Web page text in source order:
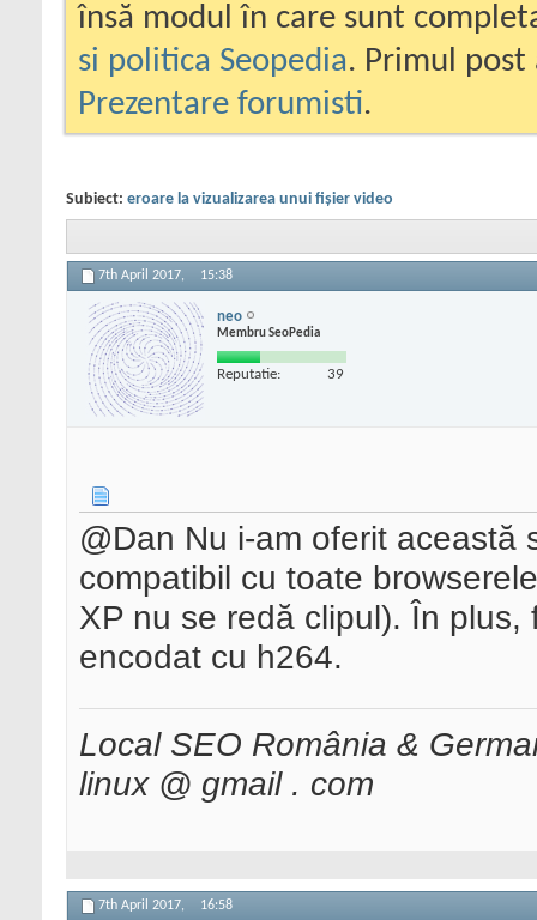
însă modul în care sunt
si politica Seopedia. Primul
Prezentare forumisti.
Subiect: eroare la vizualizarea unui fişier video
7th April 2017, 15:38
neo
Membru SeoPedia
Reputatie: 39
@Dan Nu i-am oferit această
compatibil cu toate
XP nu se redă clipul). În
encodat cu h264.
Local SEO România &
linux @ gmail . com
7th April 2017, 16:58